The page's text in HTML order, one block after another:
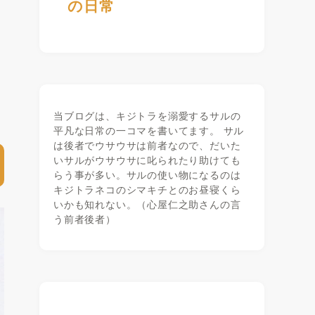
の日常
当ブログは、キジトラを溺愛するサルの
平凡な日常の一コマを書いてます。 サル
は後者でウサウサは前者なので、だいた
いサルがウサウサに叱られたり助けても
らう事が多い。サルの使い物になるのは
キジトラネコのシマキチとのお昼寝くら
いかも知れない。（心屋仁之助さんの言
う前者後者）